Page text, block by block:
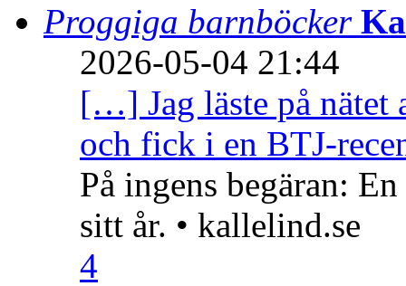
Proggiga barnböcker
2026-05-04 21:44
[…] Jag läste på nätet
och fick i en BTJ-
På ingens begäran:
sitt år. • kallelind.se
4